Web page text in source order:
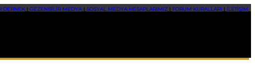
DERNEK| GEZENBİLİR MEDYA| SOSYAL MEDYA HESAPLARIMIZ | FORUM KURALLARI | İLETİŞİM